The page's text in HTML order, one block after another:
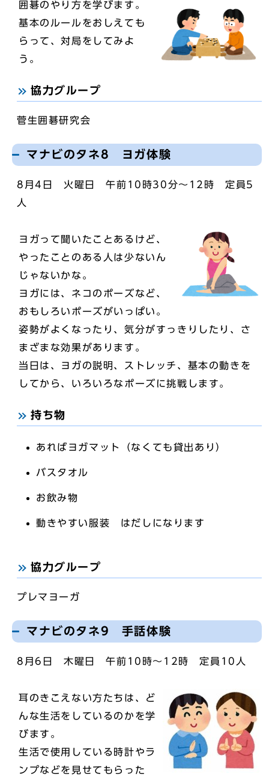
囲碁のやり方を学びます。
基本のルールをおしえても
らって、対局をしてみよ
う。
協力グループ
菅生囲碁研究会
マナビのタネ8 ヨガ体験
8月4日 火曜日 午前10時30分～12時 定員5
人
ヨガって聞いたことあるけど、
やったことのある人は少ないん
じゃないかな。
ヨガには、ネコのポーズなど、
おもしろいポーズがいっぱい。
姿勢がよくなったり、気分がすっきりしたり、さ
まざまな効果があります。
当日は、ヨガの説明、ストレッチ、基本の動きを
してから、いろいろなポーズに挑戦します。
持ち物
あればヨガマット（なくても貸出あり）
バスタオル
お飲み物
動きやすい服装 はだしになります
協力グループ
プレマヨーガ
マナビのタネ9 手話体験
8月6日 木曜日 午前10時～12時 定員10人
耳のきこえない方たちは、ど
んな生活をしているのかを学
びます。
生活で使用している時計やラ
ンプなどを見せてもらった